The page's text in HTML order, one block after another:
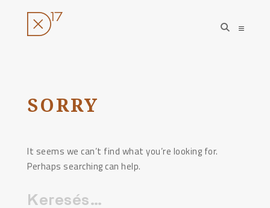
tartalomhoz
open
search
open
SORRY
It seems we can’t find what you’re looking for.
Perhaps searching can help.
Keresés: